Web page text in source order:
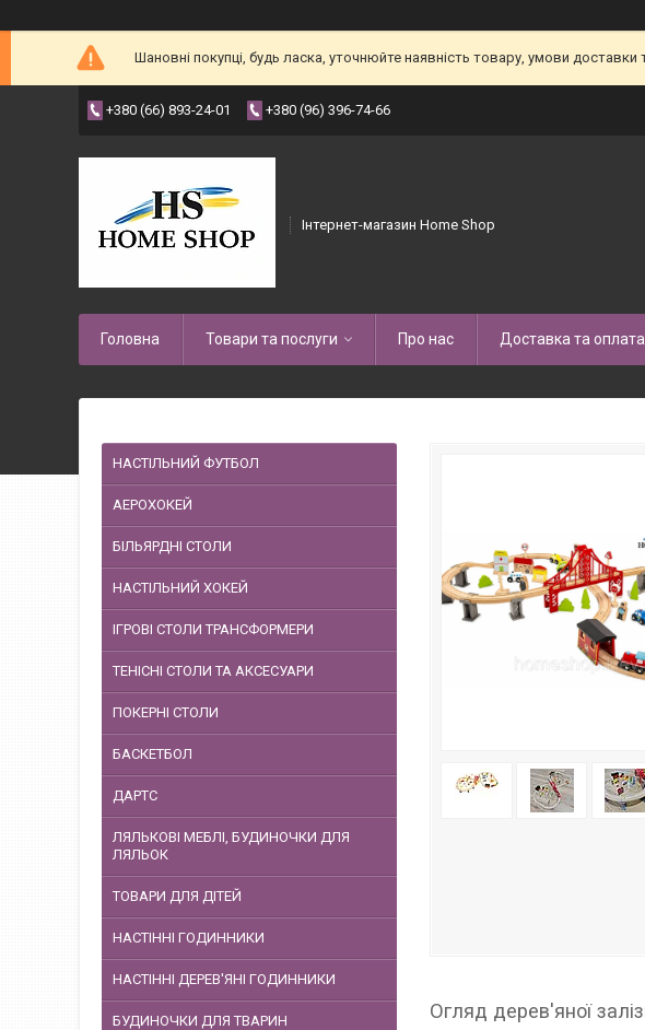
Шановні покупці, будь ласка, уточнюйте наявність товару, умови
+380 (66) 893-24-01 +380 (96) 396-74-66
Інтернет-магазин Home Shop
Головна Товари та послуги Про нас Доставка та оплата
Огляд дерев'яної
НАСТІЛЬНИЙ ФУТБОЛ
АЕРОХОКЕЙ
БІЛЬЯРДНІ СТОЛИ
НАСТІЛЬНИЙ ХОКЕЙ
ІГРОВІ СТОЛИ ТРАНСФОРМЕРИ
ТЕНІСНІ СТОЛИ ТА АКСЕСУАРИ
ПОКЕРНІ СТОЛИ
БАСКЕТБОЛ
ДАРТС
ЛЯЛЬКОВІ МЕБЛІ, БУДИНОЧКИ ДЛЯ
ЛЯЛЬОК
ТОВАРИ ДЛЯ ДІТЕЙ
НАСТІННІ ГОДИННИКИ
НАСТІННІ ДЕРЕВ'ЯНІ ГОДИННИКИ
БУДИНОЧКИ ДЛЯ ТВАРИН